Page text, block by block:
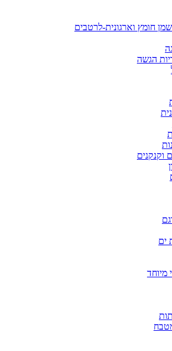
חומץ וארגונית-לרטבים
הגשה
וקנקנים
ים
מיוחד